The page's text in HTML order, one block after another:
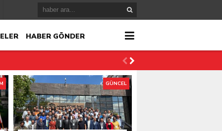
HABER GÖNDER
GÜNCEL